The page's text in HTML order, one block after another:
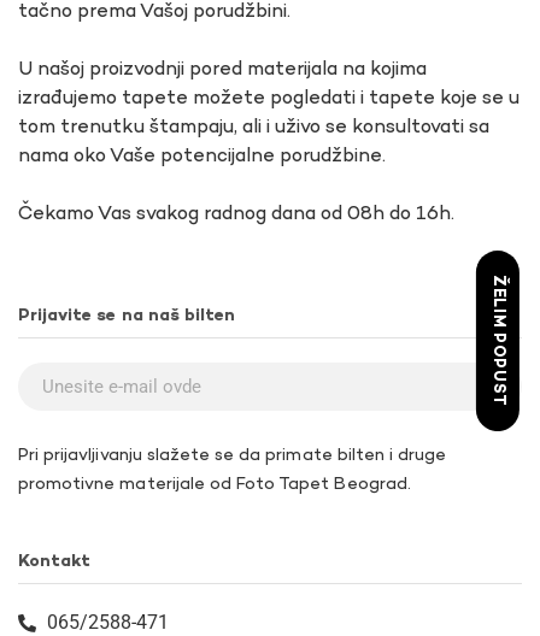
tačno prema Vašoj porudžbini.
U našoj proizvodnji pored materijala na kojima
izrađujemo tapete možete pogledati i tapete koje se u
tom trenutku štampaju, ali i uživo se konsultovati sa
nama oko Vaše potencijalne porudžbine.
Čekamo Vas svakog radnog dana od 08h do 16h.
Prijavite se na naš bilten
Pri prijavljivanju slažete se da primate bilten i druge
promotivne materijale od Foto Tapet Beograd.
Kontakt
065/2588-471
ŽELIM POPUST